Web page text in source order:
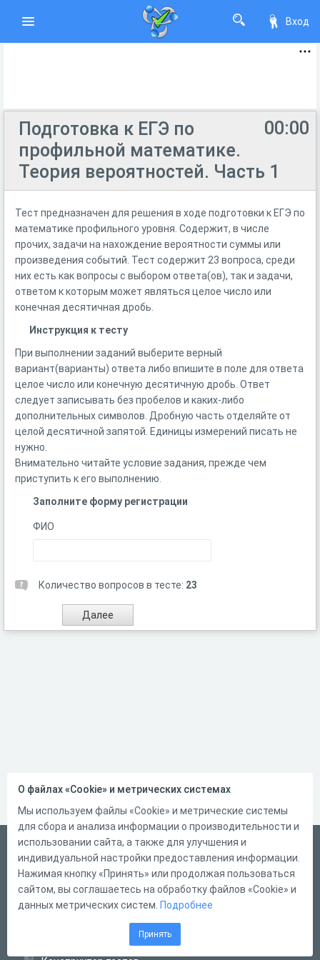
Вход
00:00
Подготовка к ЕГЭ по
профильной математике.
Теория вероятностей. Часть 1
Тест предназначен для решения в ходе подготовки к ЕГЭ по
математике профильного уровня. Содержит, в числе
прочих, задачи на нахождение вероятности суммы или
произведения событий. Тест содержит 23 вопроса, среди
них есть как вопросы с выбором ответа(ов), так и задачи,
ответом к которым может являться целое число или
конечная десятичная дробь.
Инструкция к тесту
При выполнении заданий выберите верный
вариант(варианты) ответа либо впишите в поле для ответа
целое число или конечную десятичную дробь. Ответ
следует записывать без пробелов и каких-либо
дополнительных символов. Дробную часть отделяйте от
целой десятичной запятой. Единицы измерений писать не
нужно.
Внимательно читайте условие задания, прежде чем
приступить к его выполнению.
Заполните форму регистрации
ФИО
Количество вопросов в тесте: 23
Русский
Справка
Форма обратной связи
О файлах «Cookie» и метрических системах
Мы используем файлы «Cookie» и метрические системы
для сбора и анализа информации о производительности и
использовании сайта, а также для улучшения и
индивидуальной настройки предоставления информации.
Нажимая кнопку «Принять» или продолжая пользоваться
сайтом, вы соглашаетесь на обработку файлов «Cookie» и
данных метрических систем. Подробнее
Принять